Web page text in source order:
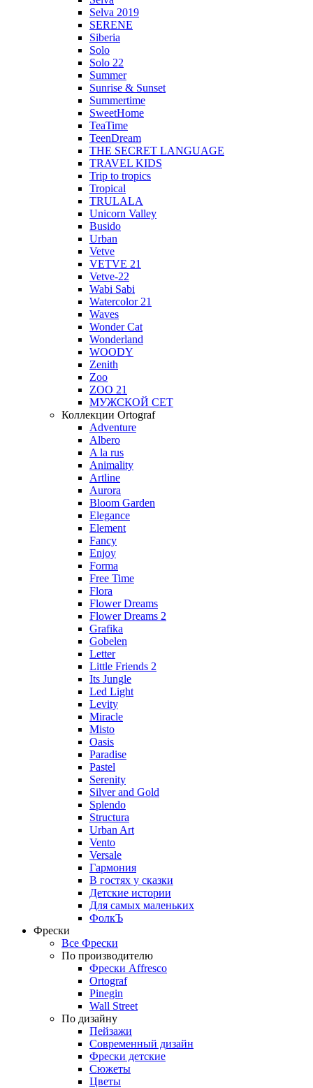
Selva 2019
SERENE
Siberia
Solo
Solo 22
Summer
Sunrise & Sunset
Summertime
SweetHome
TeaTime
TeenDream
THE SECRET LANGUAGE
TRAVEL KIDS
Trip to tropics
Tropical
TRULALA
Unicorn Valley
Busido
Urban
Vetve
VETVE 21
Vetve-22
Wabi Sabi
Watercolor 21
Waves
Wonder Cat
Wonderland
WOODY
Zenith
Zoo
ZOO 21
МУЖСКОЙ СЕТ
Коллекции Ortograf
Adventure
Albero
A la rus
Animality
Artline
Aurora
Bloom Garden
Elegance
Element
Fancy
Enjoy
Forma
Free Time
Flora
Flower Dreams
Flower Dreams 2
Grafika
Gobelen
Letter
Little Friends 2
Its Jungle
Led Light
Levity
Miracle
Misto
Oasis
Paradise
Pastel
Serenity
Silver and Gold
Splendo
Structura
Urban Art
Vento
Versale
Гармония
В гостях у сказки
Детские истории
Для самых маленьких
ФолкЪ
Фрески
Все Фрески
По производителю
Фрески Affresco
Ortograf
Pinegin
Wall Street
По дизайну
Пейзажи
Современный дизайн
Фрески детские
Сюжеты
Цветы